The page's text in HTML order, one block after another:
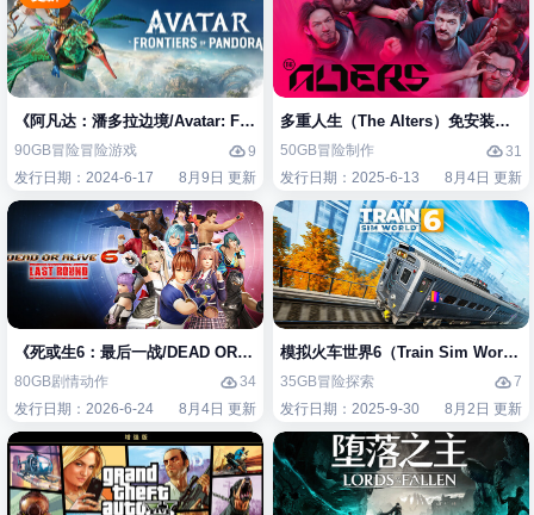
《阿凡达：潘多拉边境/Avatar: Frontiers of Pandora》免安装中文版
90GB冒险冒险游戏
9
发行日期：2024-6-17
8月9日 更新
多重人生（The Alters）免安装中文
50GB冒险制作
31
发行日期：2025-6-13
8月4日 更新
《死或生6：最后一战/DEAD OR ALIVE 6 Last Round》免安装中文版
80GB剧情动作
34
发行日期：2026-6-24
8月4日 更新
模拟火车世界6（Train Sim World 6
35GB冒险探索
7
发行日期：2025-9-30
8月2日 更新